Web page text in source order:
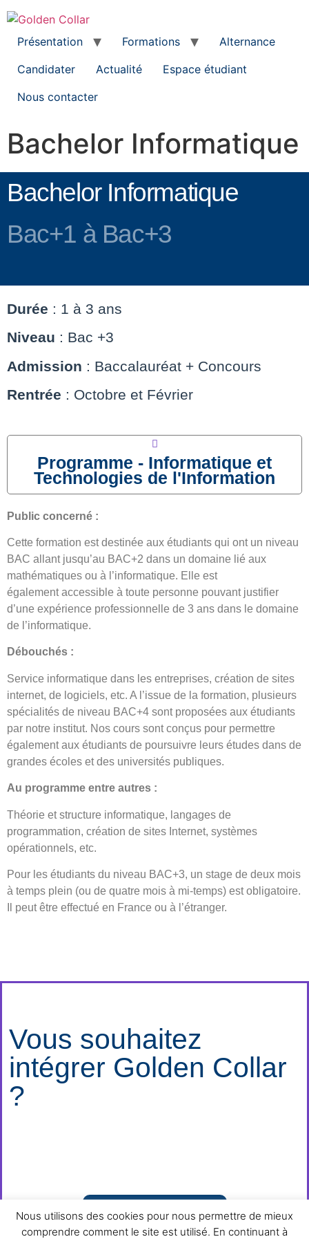
Présentation Formations
Alternance
Candidater
Actualité
Espace étudiant
Nous contacter
Bachelor Informatique
Bachelor Informatique
Bac+1 à Bac+3
Durée : 1 à 3 ans
Niveau : Bac +3
Admission : Baccalauréat + Concours
Rentrée : Octobre et Février
Programme - Informatique et
Technologies de l'Information
Public concerné :
Cette formation est destinée aux étudiants qui ont un niveau
BAC allant jusqu’au BAC+2 dans un domaine lié aux
mathématiques ou à l’informatique. Elle est
également accessible à toute personne pouvant justifier
d’une expérience professionnelle de 3 ans dans le domaine
de l’informatique.
Débouchés :
Service informatique dans les entreprises, création de sites
internet, de logiciels, etc. A l’issue de la formation, plusieurs
spécialités de niveau BAC+4 sont proposées aux étudiants
par notre institut. Nos cours sont conçus pour permettre
également aux étudiants de poursuivre leurs études dans de
grandes écoles et des universités publiques.
Au programme entre autres :
Théorie et structure informatique, langages de
programmation, création de sites Internet, systèmes
opérationnels, etc.
Pour les étudiants du niveau BAC+3, un stage de deux mois
à temps plein (ou de quatre mois à mi-temps) est obligatoire.
Il peut être effectué en France ou à l’étranger.
Vous souhaitez
intégrer Golden Collar
?
JE M'INSCRIS
Nous utilisons des cookies pour nous permettre de mieux
comprendre comment le site est utilisé. En continuant à